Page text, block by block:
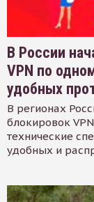
В России
VPN по
удобных
В регионах
блокировок
технические
удобных и